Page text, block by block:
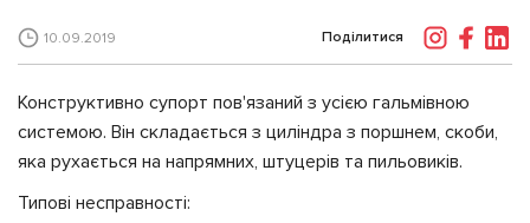
10.09.2019 Поділитися
Конструктивно супорт пов'язаний з усією гальмівною
системою. Він складається з циліндра з поршнем, скоби,
яка рухається на напрямних, штуцерів та пильовиків.
Типові несправності: